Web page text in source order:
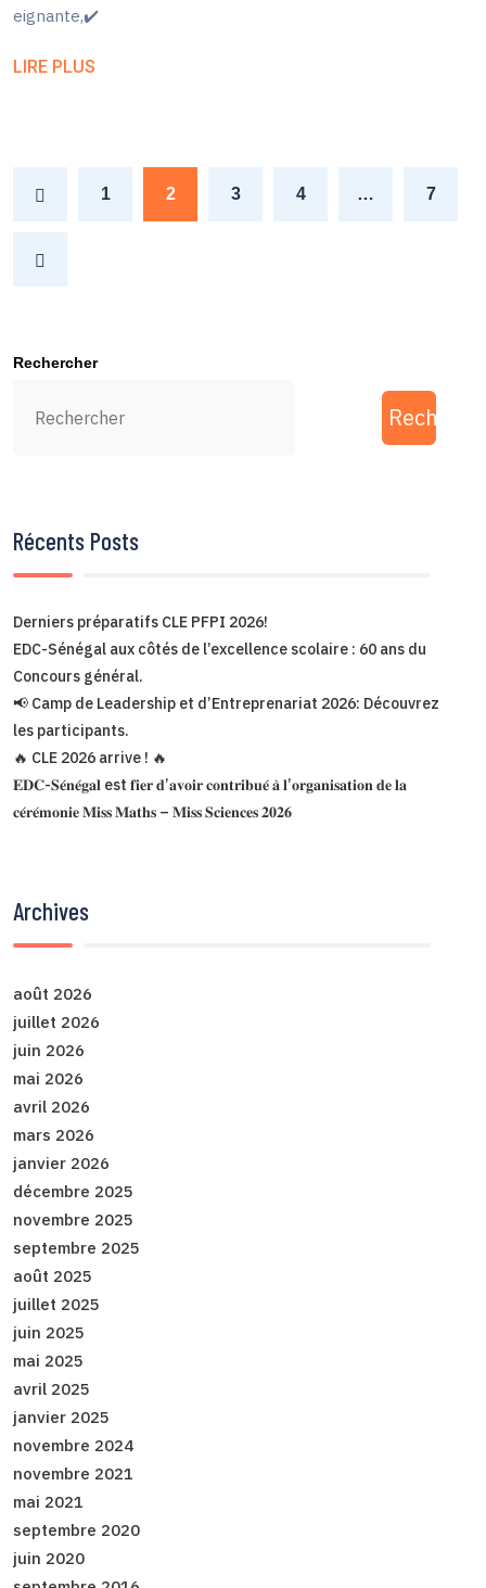
eignante,✔️
LIRE PLUS
1 2 3 4 … 7
Rechercher
Récents Posts
Derniers préparatifs CLE PFPI 2026!
EDC-Sénégal aux côtés de l’excellence scolaire : 60 ans du
Concours général.
📢 Camp de Leadership et d’Entreprenariat 2026: Découvrez
les participants.
🔥 CLE 2026 arrive ! 🔥
𝐄𝐃𝐂-𝐒𝐞́𝐧𝐞́𝐠𝐚𝐥 est 𝐟𝐢𝐞𝐫 𝐝’𝐚𝐯𝐨𝐢𝐫 𝐜𝐨𝐧𝐭𝐫𝐢𝐛𝐮𝐞́ 𝐚̀ 𝐥’𝐨𝐫𝐠𝐚𝐧𝐢𝐬𝐚𝐭𝐢𝐨𝐧 𝐝𝐞 𝐥𝐚
𝐜𝐞́𝐫𝐞́𝐦𝐨𝐧𝐢𝐞 𝐌𝐢𝐬𝐬 𝐌𝐚𝐭𝐡𝐬 – 𝐌𝐢𝐬𝐬 𝐒𝐜𝐢𝐞𝐧𝐜𝐞𝐬 𝟐𝟎𝟐𝟔
Archives
août 2026
juillet 2026
juin 2026
mai 2026
avril 2026
mars 2026
janvier 2026
décembre 2025
novembre 2025
septembre 2025
août 2025
juillet 2025
juin 2025
mai 2025
avril 2025
janvier 2025
novembre 2024
novembre 2021
mai 2021
septembre 2020
juin 2020